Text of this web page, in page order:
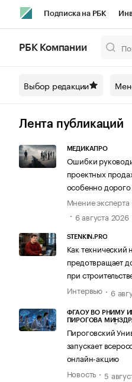
Подписка на РБК
Спецпроекты СПб
Технологии и медиа
РБК Компании
Выбор редакции
Лента публикаций
МЕДИКАПРО
Ошибки
проектных
особенно дорого
Мнение эксперта
6 августа 2026
STENKIN.PRO
Как технический
предотвращает
при
Интервью
6
ФГАОУ ВО РНИМУ
ПИРОГОВА
Пироговский
запускает
онлайн-акцию
Новость
5